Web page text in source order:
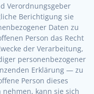
Verordnungsgeber
Berichtigung sie
Daten zu
Person das Recht
der Verarbeitung,
personenbezogener
Erklärung — zu
Person dieses
kann sie sich